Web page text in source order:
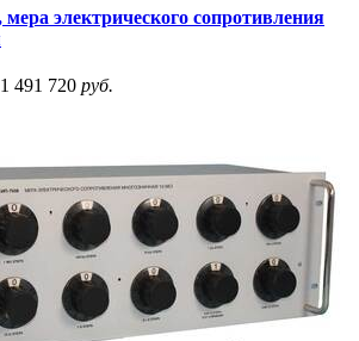
электрического сопротивления
1 491 720 руб.